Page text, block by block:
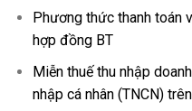
Phương thức thanh toán
hợp đồng BT
Miễn thuế thu nhập
nhập cá nhân (TNCN)